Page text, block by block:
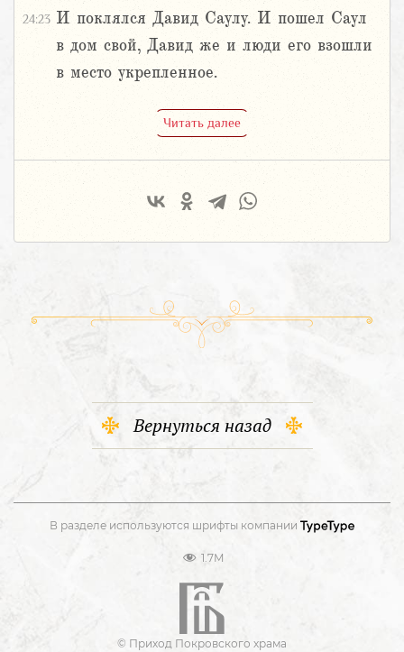
24:23 И поклялся Давид Саулу. И пошел Саул
в дом свой, Давид же и люди его взошли
в место укрепленное.
Читать далее
Вернуться назад
В разделе используются шрифты компании
1.7M
© Приход Покровского храма